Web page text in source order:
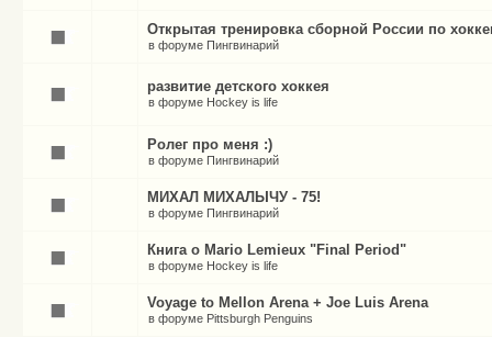
Открытая тренировка сборной России по
в форуме Пингвинарий
развитие детского хоккея
в форуме Hockey is life
Ролег про меня :)
в форуме Пингвинарий
МИХАЛ МИХАЛЫЧУ - 75!
в форуме Пингвинарий
Книга о Mario Lemieux "Final Period"
в форуме Hockey is life
Voyage to Mellon Arena + Joe Luis Arena
в форуме Pittsburgh Penguins